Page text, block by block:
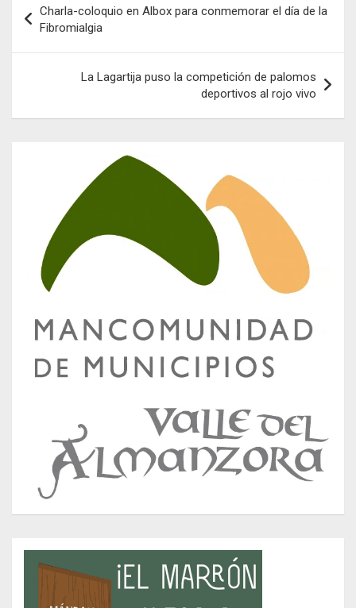
de
entradas
Charla-coloquio en Albox para conmemorar el día de la
Fibromialgia
La Lagartija puso la competición de palomos
deportivos al rojo vivo